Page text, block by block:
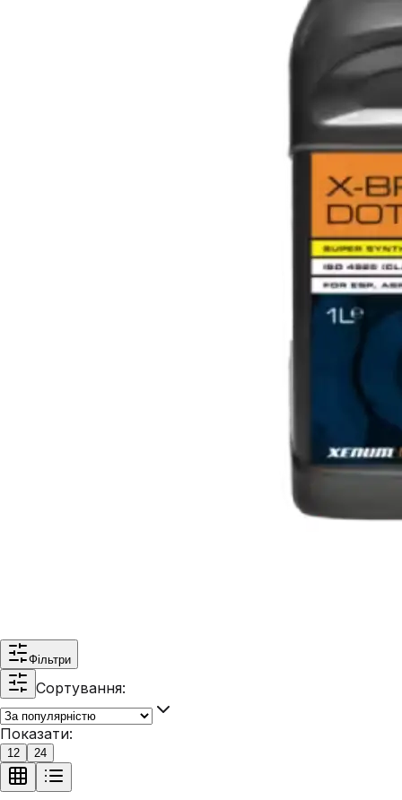
Фільтри
Сортування:
Показати:
12 24